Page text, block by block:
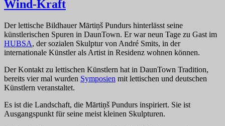
Wind-Kraft
Der lettische Bildhauer Mārtiņš Pundurs hinterlässt seine
künstlerischen Spuren in DaunTown. Er war neun Tage zu Gast im
HUBSA, der sozialen Skulptur von André Smits, in der
internationale Künstler als Artist in Residenz wohnen können.
Der Kontakt zu lettischen Künstlern hat in DaunTown Tradition,
bereits vier mal wurden Symposien mit lettischen und deutschen
Künstlern veranstaltet.
Es ist die Landschaft, die Mārtiņš Pundurs inspiriert. Sie ist
Ausgangspunkt für seine meist kleinen Skulpturen.